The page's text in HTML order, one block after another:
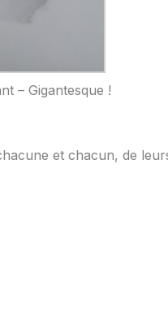
– Gigantesque !
et chacun, de